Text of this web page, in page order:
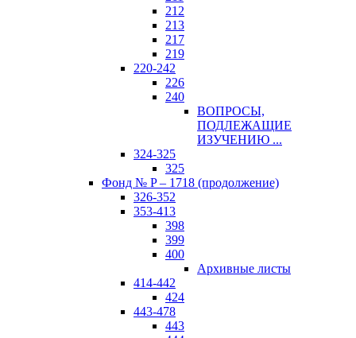
212
213
217
219
220-242
226
240
ВОПРОСЫ,
ПОДЛЕЖАЩИЕ
ИЗУЧЕНИЮ ...
324-325
325
Фонд № P – 1718 (продолжение)
326-352
353-413
398
399
400
Архивные листы
414-442
424
443-478
443